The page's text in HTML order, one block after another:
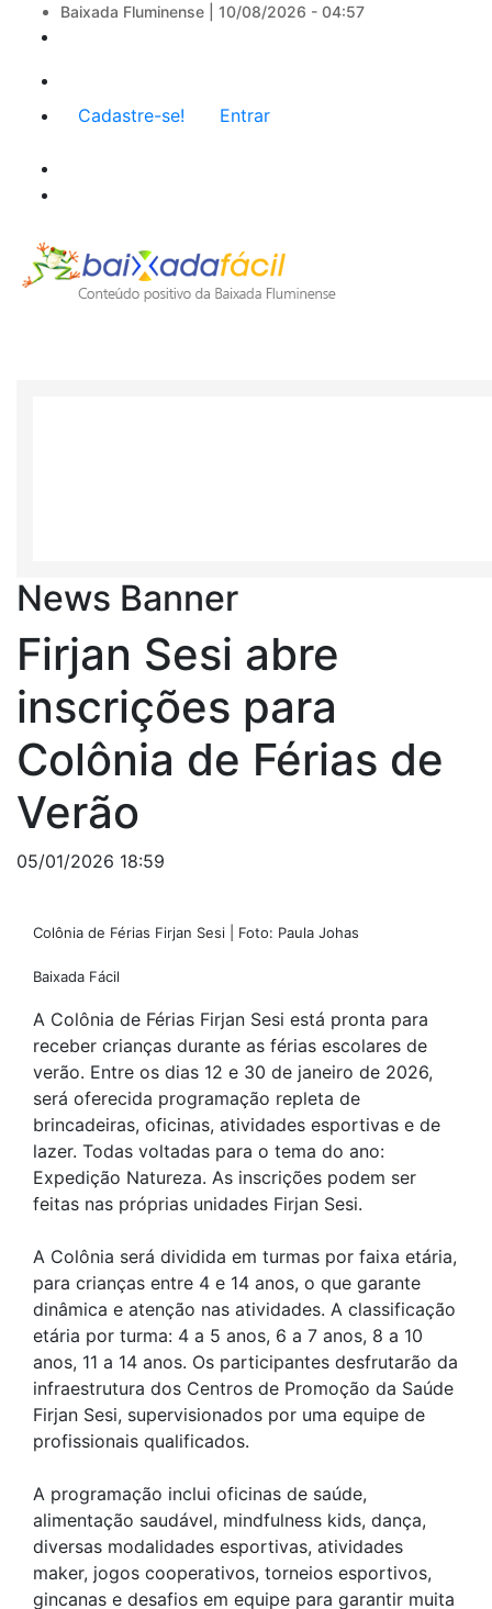
Baixada Fluminense | 10/08/2026 - 04:57
Menu
de
usuário
Cadastre-se! Entrar
News Banner
Firjan Sesi abre
inscrições para
Colônia de Férias de
Verão
05/01/2026 18:59
Colônia de Férias Firjan Sesi | Foto: Paula Johas
Baixada Fácil
A Colônia de Férias Firjan Sesi está pronta para
receber crianças durante as férias escolares de
verão. Entre os dias 12 e 30 de janeiro de 2026,
será oferecida programação repleta de
brincadeiras, oficinas, atividades esportivas e de
lazer. Todas voltadas para o tema do ano:
Expedição Natureza. As inscrições podem ser
feitas nas próprias unidades Firjan Sesi.
A Colônia será dividida em turmas por faixa etária,
para crianças entre 4 e 14 anos, o que garante
dinâmica e atenção nas atividades. A classificação
etária por turma: 4 a 5 anos, 6 a 7 anos, 8 a 10
anos, 11 a 14 anos. Os participantes desfrutarão da
infraestrutura dos Centros de Promoção da Saúde
Firjan Sesi, supervisionados por uma equipe de
profissionais qualificados.
A programação inclui oficinas de saúde,
alimentação saudável, mindfulness kids, dança,
diversas modalidades esportivas, atividades
maker, jogos cooperativos, torneios esportivos,
gincanas e desafios em equipe para garantir muita